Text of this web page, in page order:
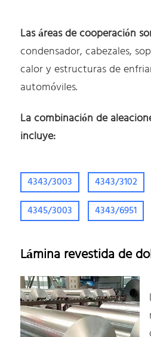
Las áreas de cooperación
condensador, cabezales,
calor y estructuras de
automóviles.
La combinación de
incluye:
4343/3003 4343/3102
4345/3003
4343/6951
Lámina revestida de